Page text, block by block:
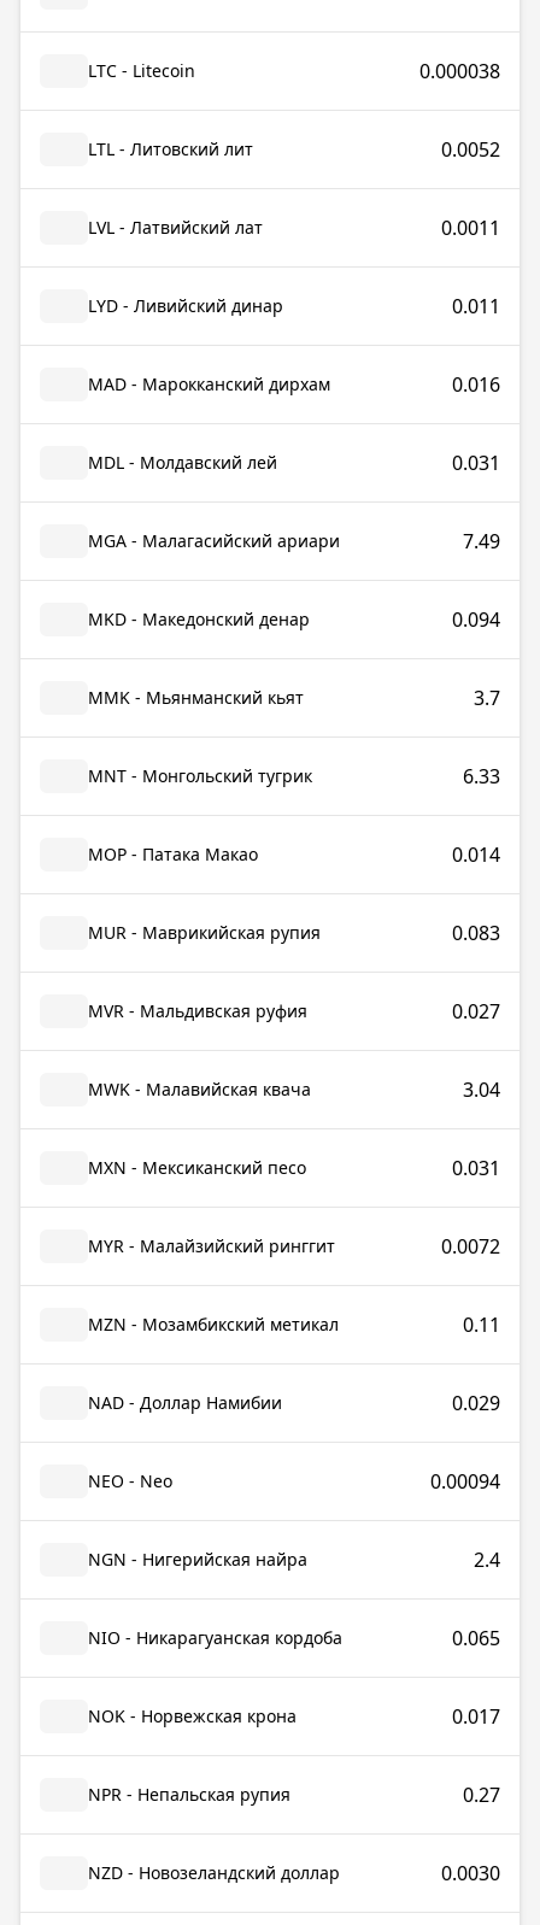
LTC - Litecoin 0.000038
LTL - Литовский лит 0.0052
LVL - Латвийский лат 0.0011
LYD - Ливийский динар 0.011
MAD - Марокканский дирхам 0.016
MDL - Молдавский лей 0.031
MGA - Малагасийский ариари 7.49
MKD - Македонский денар 0.094
MMK - Мьянманский кьят 3.7
MNT - Монгольский тугрик 6.33
MOP - Патака Макао 0.014
MUR - Маврикийская рупия 0.083
MVR - Мальдивская руфия 0.027
MWK - Малавийская квача 3.04
MXN - Мексиканский песо 0.031
MYR - Малайзийский ринггит 0.0072
MZN - Мозамбикский метикал 0.11
NAD - Доллар Намибии 0.029
NEO - Neo 0.00094
NGN - Нигерийская найра 2.4
NIO - Никарагуанская кордоба 0.065
NOK - Норвежская крона 0.017
NPR - Непальская рупия 0.27
NZD - Новозеландский доллар 0.0030